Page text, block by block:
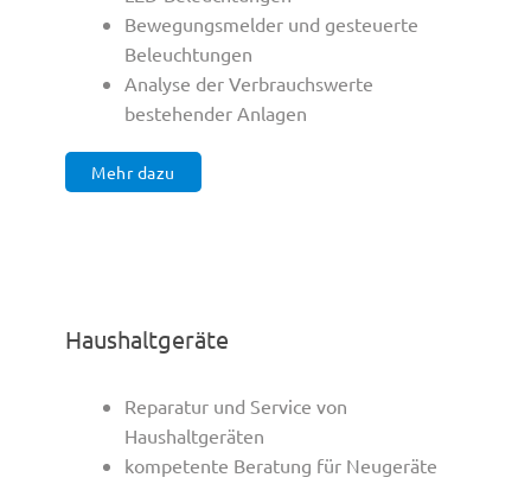
Bewegungsmelder und gesteuerte
Beleuchtungen
Analyse der Verbrauchswerte
bestehender Anlagen
Mehr dazu
Haushaltgeräte
Reparatur und Service von
Haushaltgeräten
kompetente Beratung für Neugeräte